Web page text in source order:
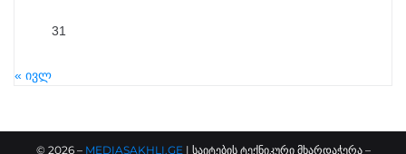
31
« ივლ
© 2026– MEDIASAKHLI.GE| საიტების ტექნიკური მხარდაჭერა –